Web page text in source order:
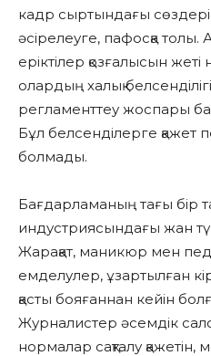
кадр сыртындағы сөздері
әсірелеуге, пафосқа толы.
еріктілер қозғалысын
олардың халық
регламенттеу жоспары
Бұл белсенділерге қажет
болмады.
Бағдарламаның тағы бір
индустриясындағы жан
Жарақат, маникюр мен
емделулер, ұзартылған
қасты бояғаннан кейін
Журналистер әсемдік
нормалар сақталу